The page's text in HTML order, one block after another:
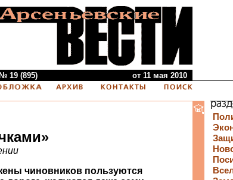
№ 19 (895) от 11 мая 2010
чиновников пользуются